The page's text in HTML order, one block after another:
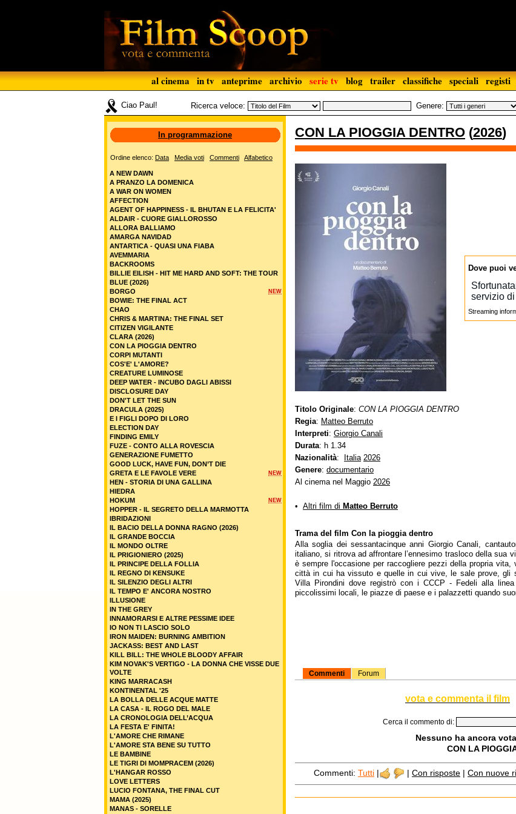
al cinema in tv anteprime archivio serie tv blog trailer classifiche speciali registi
Ciao Paul! Ricerca veloce: Genere:
CON LA PIOGGIA DENTRO (2026)
Dove puoi
Streaming
Titolo Originale: CON LA PIOGGIA DENTRO
Regia: Matteo Berruto
Interpreti: Giorgio Canali
Durata: h 1.34
Nazionalità: Italia 2026
Genere: documentario
Al cinema nel Maggio 2026
• Altri film di Matteo Berruto
Trama del film Con la pioggia dentro
Alla soglia dei sessantacinque anni Giorgio Canali,
italiano, si ritrova ad affrontare l’ennesimo trasloco della sua
è sempre l'occasione per raccogliere pezzi della propria
città in cui ha vissuto e quelle in cui vive, le sale prove, gli
Villa Pirondini dove registrò con i CCCP - Fedeli alla
piccolissimi locali, le piazze di paese e i palazzetti quando
Commenti Forum
vota e commenta il film
Cerca il commento di:
Nessuno ha ancora
CON LA
Commenti: Tutti | | Con risposte | Con nuove
In programmazione
Ordine elenco: Data Media voti Commenti Alfabetico
A NEW DAWN
A PRANZO LA DOMENICA
A WAR ON WOMEN
AFFECTION
AGENT OF HAPPINESS - IL BHUTAN E LA FELICITA'
ALDAIR - CUORE GIALLOROSSO
ALLORA BALLIAMO
AMARGA NAVIDAD
ANTARTICA - QUASI UNA FIABA
AVEMMARIA
BACKROOMS
BILLIE EILISH - HIT ME HARD AND SOFT: THE TOUR
BLUE (2026)
NEW
BORGO
BOWIE: THE FINAL ACT
CHAO
CHRIS & MARTINA: THE FINAL SET
CITIZEN VIGILANTE
CLARA (2026)
CON LA PIOGGIA DENTRO
CORPI MUTANTI
COS'E' L'AMORE?
CREATURE LUMINOSE
DEEP WATER - INCUBO DAGLI ABISSI
DISCLOSURE DAY
DON'T LET THE SUN
DRACULA (2025)
E I FIGLI DOPO DI LORO
ELECTION DAY
FINDING EMILY
FUZE - CONTO ALLA ROVESCIA
GENERAZIONE FUMETTO
GOOD LUCK, HAVE FUN, DON’T DIE
NEW
GRETA E LE FAVOLE VERE
HEN - STORIA DI UNA GALLINA
HIEDRA
NEW
HOKUM
HOPPER - IL SEGRETO DELLA MARMOTTA
IBRIDAZIONI
IL BACIO DELLA DONNA RAGNO (2026)
IL GRANDE BOCCIA
IL MONDO OLTRE
IL PRIGIONIERO (2025)
IL PRINCIPE DELLA FOLLIA
IL REGNO DI KENSUKE
IL SILENZIO DEGLI ALTRI
IL TEMPO E' ANCORA NOSTRO
ILLUSIONE
IN THE GREY
INNAMORARSI E ALTRE PESSIME IDEE
IO NON TI LASCIO SOLO
IRON MAIDEN: BURNING AMBITION
JACKASS: BEST AND LAST
KILL BILL: THE WHOLE BLOODY AFFAIR
KIM NOVAK'S VERTIGO - LA DONNA CHE VISSE DUE
VOLTE
KING MARRACASH
KONTINENTAL '25
LA BOLLA DELLE ACQUE MATTE
LA CASA - IL ROGO DEL MALE
LA CRONOLOGIA DELL’ACQUA
LA FESTA E' FINITA!
L'AMORE CHE RIMANE
L'AMORE STA BENE SU TUTTO
LE BAMBINE
LE TIGRI DI MOMPRACEM (2026)
L'HANGAR ROSSO
LOVE LETTERS
LUCIO FONTANA, THE FINAL CUT
MAMA (2025)
MANAS - SORELLE